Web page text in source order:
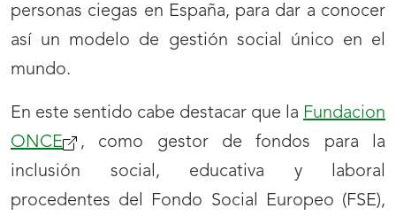
personas ciegas en España, para dar a conocer
así un modelo de gestión social único en el
mundo.
En este sentido cabe destacar que la Fundacion
ONCE
, como gestor de fondos para la
inclusión social, educativa y laboral
procedentes del Fondo Social Europeo (FSE),